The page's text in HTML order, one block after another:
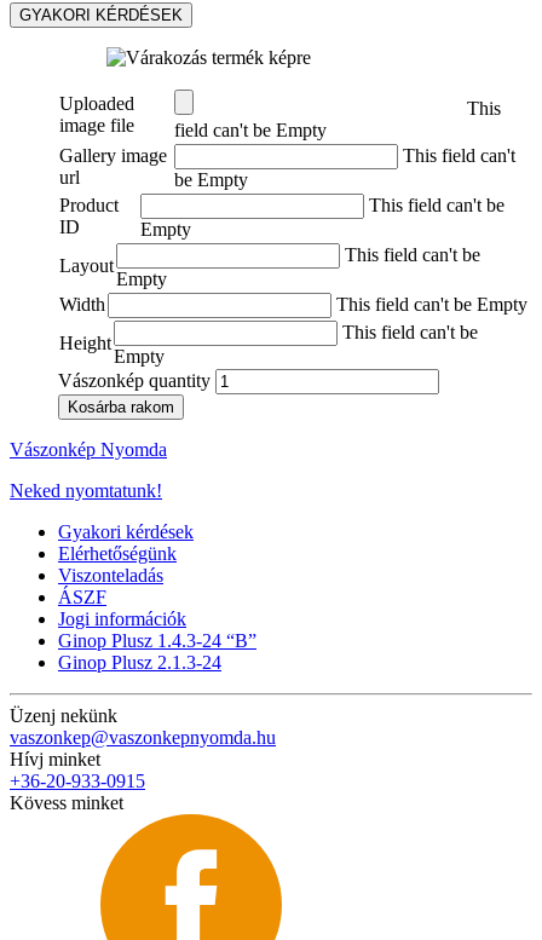
GYAKORI KÉRDÉSEK
Uploaded
image file
This
field can't be Empty
Gallery image
url
This field can't
be Empty
Product
ID
This field can't be
Empty
Layout
This field can't be
Empty
Width
This field can't be Empty
Height
This field can't be
Empty
Vászonkép quantity
Kosárba rakom
Vászonkép Nyomda
Neked nyomtatunk!
Gyakori kérdések
Elérhetőségünk
Viszonteladás
ÁSZF
Jogi információk
Ginop Plusz 1.4.3-24 “B”
Ginop Plusz 2.1.3-24
Üzenj nekünk
vaszonkep@vaszonkepnyomda.hu
Hívj minket
+36-20-933-0915
Kövess minket